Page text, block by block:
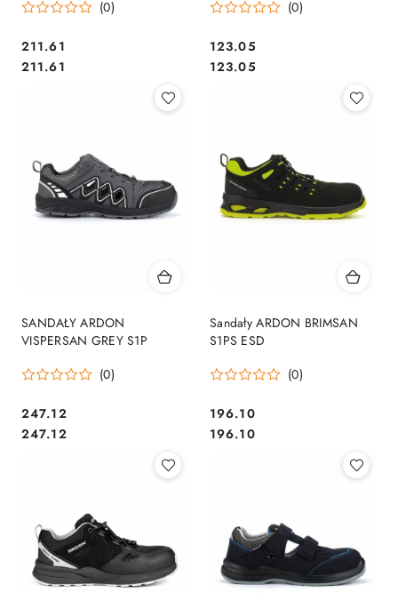
(0)
Cena:
211.61
Cena:
211.61
(0)
Cena:
123.05
Cena:
123.05
SANDAŁY ARDON
VISPERSAN GREY S1P
(0)
Cena:
247.12
Cena:
247.12
Sandały ARDON BRIMSAN
S1PS ESD
(0)
Cena:
196.10
Cena:
196.10